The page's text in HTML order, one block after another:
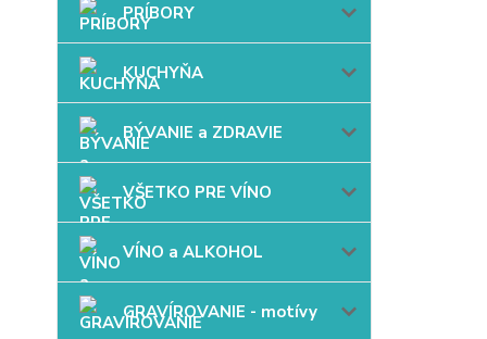
PRÍBORY
KUCHYŇA
BÝVANIE a ZDRAVIE
VŠETKO PRE VÍNO
VÍNO a ALKOHOL
GRAVÍROVANIE - motívy